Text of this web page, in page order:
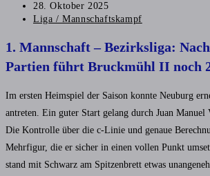
28. Oktober 2025
Liga / Mannschaftskampf
1. Mannschaft – Bezirksliga:
Partien führt Bruckmühl II noch
Im ersten Heimspiel der Saison konnte Neuburg
antreten. Ein guter Start gelang durch Juan Manuel
Die Kontrolle über die c-Linie und genaue
Mehrfigur, die er sicher in einen vollen Punkt
stand mit Schwarz am Spitzenbrett etwas